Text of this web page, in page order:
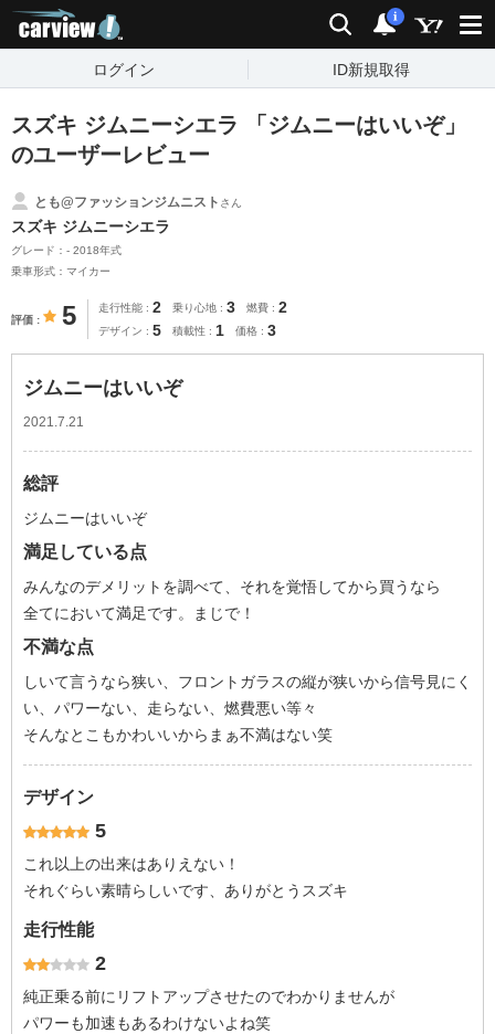
検索 通知
i
ログイン ID新規取得
スズキ ジムニーシエラ 「ジムニーはいいぞ」
のユーザーレビュー
とも@ファッションジムニスト さん
スズキ ジムニーシエラ
グレード：- 2018年式
乗車形式：マイカー
評価 5 走行性能 2 乗り心地 3 燃費 2
デザイン 5 積載性 1 価格 3
ジムニーはいいぞ
2021.7.21
総評
ジムニーはいいぞ
満足している点
みんなのデメリットを調べて、それを覚悟してから買うなら
全てにおいて満足です。まじで！
不満な点
しいて言うなら狭い、フロントガラスの縦が狭いから信号見にく
い、パワーない、走らない、燃費悪い等々
そんなとこもかわいいからまぁ不満はない笑
デザイン
5
これ以上の出来はありえない！
それぐらい素晴らしいです、ありがとうスズキ
走行性能
2
純正乗る前にリフトアップさせたのでわかりませんが
パワーも加速もあるわけないよね笑